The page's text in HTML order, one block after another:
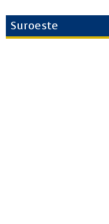
Suroeste